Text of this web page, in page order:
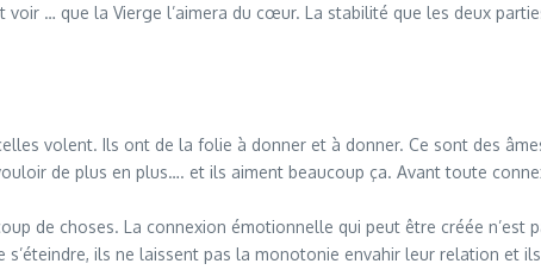
… que la Vierge l’aimera du cœur. La stabilité que les deux
volent. Ils ont de la folie à donner et à donner. Ce sont des
de plus en plus…. et ils aiment beaucoup ça. Avant toute
de choses. La connexion émotionnelle qui peut être créée n’est
ils ne laissent pas la monotonie envahir leur relation et